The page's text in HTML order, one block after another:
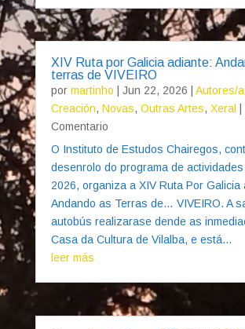
XIV Ruta por Galicia adiante:
terras de VIVEIRO
por martinho Jun 22, 2026 Autores/
Creación, Novas, Outras Artes, Xeral
Comentario
O Instituto de Estudos Chairegos,
desenrolo do programa de
2026, organiza a XIV Ruta Por Galicia
Andando as Terras de… VIVEIRO. A
autobús realizarase dende as
Casa da Cultura de Vilalba, e está...
leer más